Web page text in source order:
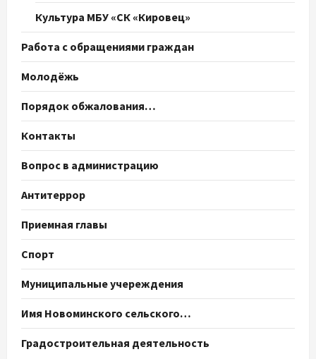
Культура МБУ «СК «Кировец»
Работа с обращениями граждан
Молодёжь
Порядок обжалования…
Контакты
Вопрос в администрацию
Антитеррор
Приемная главы
Спорт
Муниципальные учереждения
Имя Новоминского сельского…
Градостроительная деятельность